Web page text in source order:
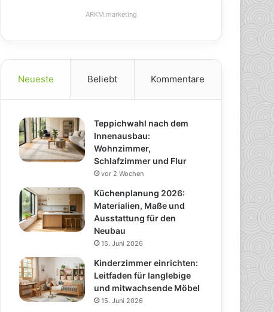
ARKM.marketing
Neueste Beliebt Kommentare
Teppichwahl nach dem
Innenausbau:
Wohnzimmer,
Schlafzimmer und Flur
vor 2 Wochen
Küchenplanung 2026:
Materialien, Maße und
Ausstattung für den
Neubau
15. Juni 2026
Kinderzimmer einrichten:
Leitfaden für langlebige
und mitwachsende Möbel
15. Juni 2026